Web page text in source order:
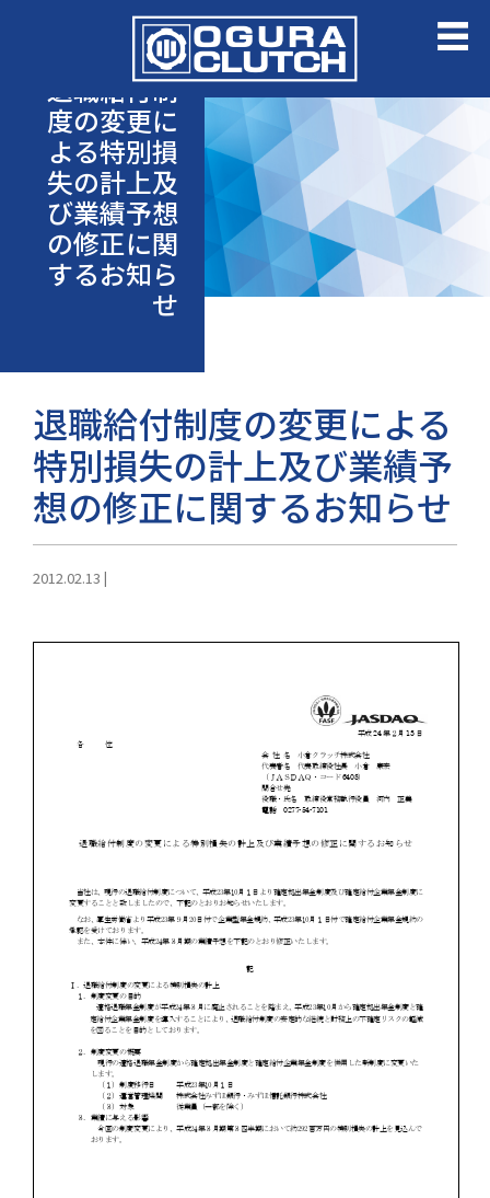
退職給付制
度の変更に
よる特別損
失の計上及
び業績予想
の修正に関
するお知ら
せ
退職給付制度の変更による
特別損失の計上及び業績予
想の修正に関するお知らせ
2012.02.13 |